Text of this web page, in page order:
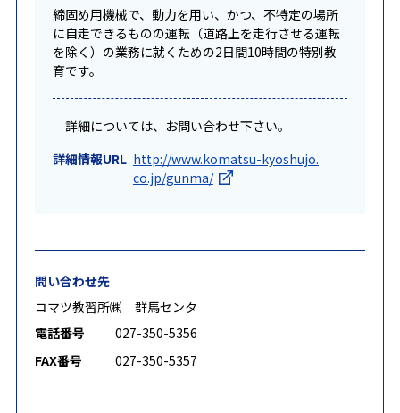
締固め用機械で、動力を用い、かつ、不特定の場所
に自走できるものの運転（道路上を走行させる運転
を除く）の業務に就くための2日間10時間の特別教
育です。
詳細については、お問い合わせ下さい。
詳細情報URL http://www.komatsu-kyoshujo.
co.jp/gunma/
問い合わせ先
コマツ教習所㈱ 群馬センタ
電話番号
027-350-5356
FAX番号
027-350-5357